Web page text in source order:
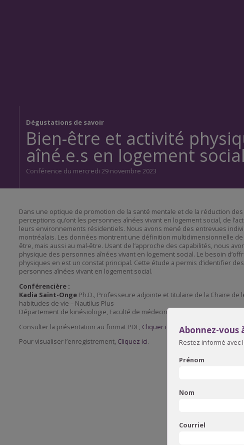
Dégustations de savoir
Bien-être et activité
aîné.e.s en logement social
Conférence du mercredi 29 novembre 2023
Dans une optique de promotion de la santé mentale et de la réduction
perceptions qu’ont les personnes aînées vivant en logement social, de
leurs environnements résidentiels. Nous avons mené des entrevues
montréalais. Les données montrent une définition multidimensionnelle
être, mais aussi au mal-être. Usant de l’approche des capabilités, nous
physique des personnes aînées vivant en logement social. Le besoin
physiques en est un constat principal. Cette étude a permis d’identifier
personnes aînées vivant en logement social.
Conférencière :
Kadia Saint-Onge Ph.D., Professeure adjointe et titulaire de la Chaire
habitudes de vie – Nautilus Plus
Département de kinésiologie, Faculté de médecine, Université de Laval
Consulter la présentation au format PDF, Cliquer ici
Pour visualiser l’enregistrement, Cliquez ici.
Abonnez-
Restez informé avec
Prénom
Nom
Courriel